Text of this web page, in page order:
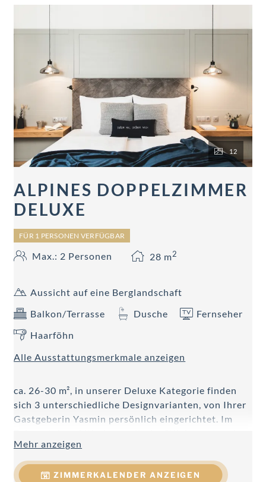
12
ALPINES DOPPELZIMMER
DELUXE
FÜR 1 PERSONEN VERFÜGBAR
Max.: 2 Personen 28 m2
Aussicht auf eine Berglandschaft
Balkon/Terrasse
Dusche
Fernseher
Haarföhn
Alle Ausstattungsmerkmale anzeigen
ca. 26-30 m², in unserer Deluxe Kategorie finden
sich 3 unterschiedliche Designvarianten, von Ihrer
Gastgeberin Yasmin persönlich eingerichtet. Im
moderne Klarheit, welche in Kombination mit
gemütlichen Details jede Menge Raum zum
Wohlfühlen bieten - modernes Badezimmer mit
Mehr anzeigen
ZIMMERKALENDER ANZEIGEN